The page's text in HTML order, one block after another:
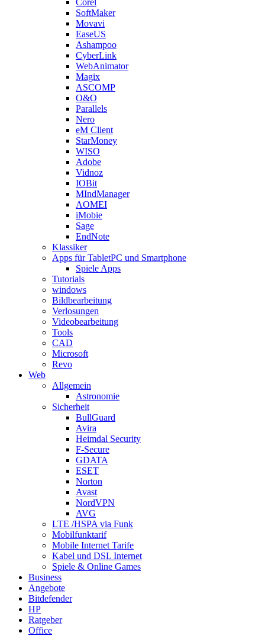
Corel
SoftMaker
Movavi
EaseUS
Ashampoo
CyberLink
WebAnimator
Magix
ASCOMP
O&O
Parallels
Nero
eM Client
StarMoney
WISO
Adobe
Vidnoz
IOBit
MIndManager
AOMEI
iMobie
Sage
EndNote
Klassiker
Apps für TabletPC und Smartphone
Spiele Apps
Tutorials
windows
Bildbearbeitung
Verlosungen
Videobearbeitung
Tools
CAD
Microsoft
Revo
Web
Allgemein
Astronomie
Sicherheit
BullGuard
Avira
Heimdal Security
F-Secure
GDATA
ESET
Norton
Avast
NordVPN
AVG
LTE /HSPA via Funk
Mobilfunktarif
Mobile Internet Tarife
Kabel und DSL Internet
Spiele & Online Games
Business
Angebote
Bitdefender
HP
Ratgeber
Office